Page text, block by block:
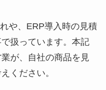
や、ERP導入時の見積
扱っています。本記
が、自社の商品を見
ください。